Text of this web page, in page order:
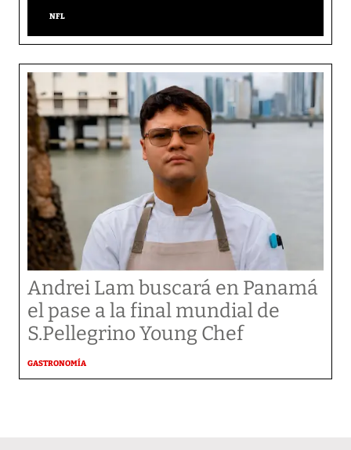
NFL
Andrei Lam buscará en Panamá
el pase a la final mundial de
S.Pellegrino Young Chef
GASTRONOMÍA